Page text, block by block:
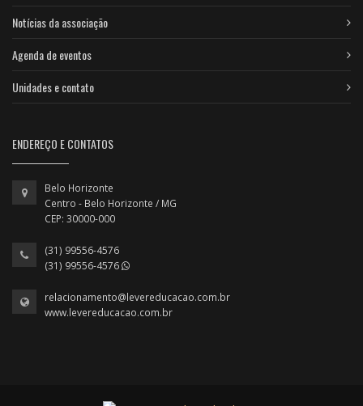
Notícias da associação
Agenda de eventos
Unidades e contato
ENDEREÇO E CONTATOS
Belo Horizonte
Centro - Belo Horizonte / MG
CEP: 30000-000
(31) 99556-4576
(31) 99556-4576
relacionamento@levereducacao.com.br
www.levereducacao.com.br